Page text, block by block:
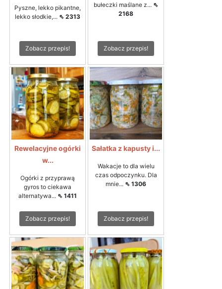
Pyszne, lekko pikantne,
lekko słodkie,... ⇖ 2313
Zobacz przepis!
bułeczki maślane z... ⇖
2168
Zobacz przepis!
Rewelacyjne ogórki
w...
Ogórki z przyprawą
gyros to ciekawa
alternatywa... ⇖ 1411
Zobacz przepis!
Sałatka z kapusty i...
Wakacje to dla wielu
czas odpoczynku. Dla
mnie... ⇖ 1306
Zobacz przepis!